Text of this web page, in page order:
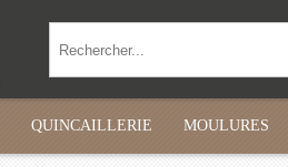
QUINCAILLERIE MOULURES